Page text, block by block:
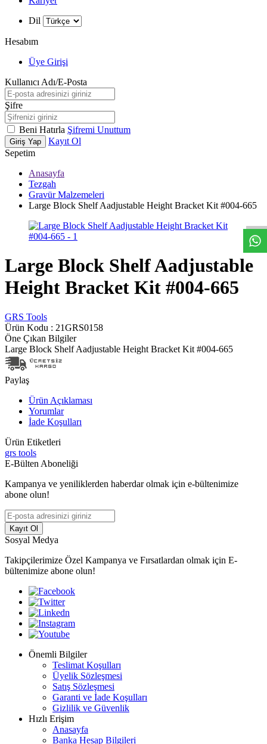
W
h
t
s
a
p
p
D
e
s
t
e
H
a
t
t
Dil
Hesabım
Üye Girişi
Kullanıcı Adı/E-Posta
Şifre
Beni Hatırla Şifremi Unuttum
Giriş Yap
Kayıt Ol
Sepetim
Anasayfa
Tezgah
Gravür Malzemeleri
Large Block Shelf Aadjustable Height Bracket Kit #004-665
Large Block Shelf Aadjustable
Height Bracket Kit #004-665
GRS Tools
Ürün Kodu : 21GRS0158
Öne Çıkan Bilgiler
Large Block Shelf Aadjustable Height Bracket Kit #004-665
Paylaş
Ürün Açıklaması
Yorumlar
İade Koşulları
Ürün Etiketleri
grs tools
E-Bülten Aboneliği
Kampanya ve yeniliklerden haberdar olmak için e-bültenimize
abone olun!
Kayıt Ol
Sosyal Medya
Takipçilerimize Özel Kampanya ve Fırsatlardan olmak için E-
bültenimize abone olun!
Önemli Bilgiler
Teslimat Koşulları
Üyelik Sözleşmesi
Satış Sözleşmesi
Garanti ve İade Koşulları
Gizlilik ve Güvenlik
Hızlı Erişim
Anasayfa
Banka Hesap Bilgileri